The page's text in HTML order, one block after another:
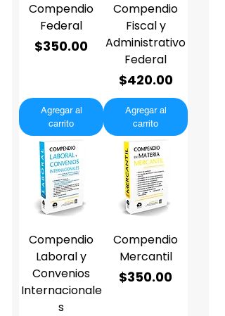
Compendio
Federal
Precio
$350.00
Agregar al
carrito
Compendio
Fiscal y
Administrativo
Federal
Precio
$420.00
Agregar al
carrito
Compendio
Laboral y
Convenios
Internacionale
s
Compendio
Mercantil
Precio
$350.00